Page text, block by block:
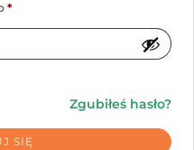
*
Zgubiłeś hasło?
SIĘ